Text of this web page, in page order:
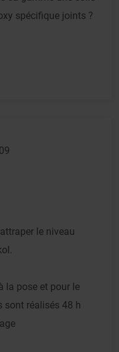
spécifique joints ?
le niveau
la pose et pour le
sont réalisés 48 h